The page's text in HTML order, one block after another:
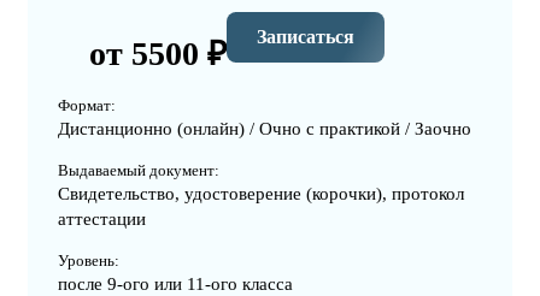
от 5500 ₽ Записаться
Формат:
Дистанционно (онлайн) / Очно с практикой / Заочно
Выдаваемый документ:
Свидетельство, удостоверение (корочки), протокол
аттестации
Уровень:
после 9-ого или 11-ого класса